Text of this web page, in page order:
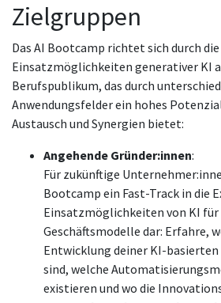
Zielgruppen
Das AI Bootcamp richtet sich durch
Einsatzmöglichkeiten generativer KI
Berufspublikum, das durch
Anwendungsfelder ein hohes
Austausch und Synergien bietet:
Angehende Gründer:innen:
Für zukünftige
Bootcamp ein Fast-Track in die
Einsatzmöglichkeiten von KI für
Geschäftsmodelle dar: Erfahre,
Entwicklung deiner KI-basierten
sind, welche
existieren und wo die